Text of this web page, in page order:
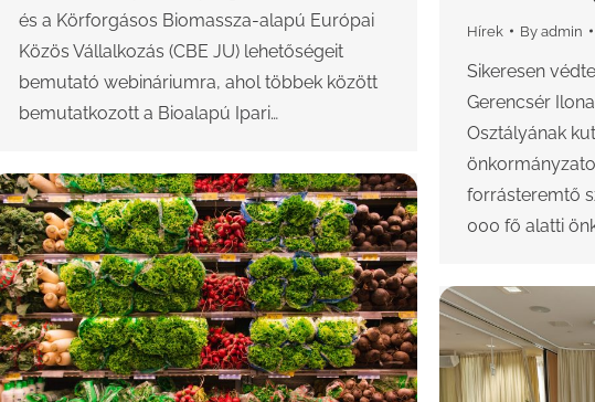
és a Körforgásos Biomassza-alapú Európai
Közös Vállalkozás (CBE JU) lehetőségeit
bemutató webináriumra, ahol többek között
bemutatkozott a Bioalapú Ipari…
Hírek By admin
Sikeresen
Gerencsér
Osztályának
forrásteremtő
000 fő alatti